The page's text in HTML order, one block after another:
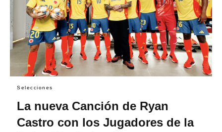
Selecciones
La nueva Canción de Ryan
Castro con los Jugadores de la